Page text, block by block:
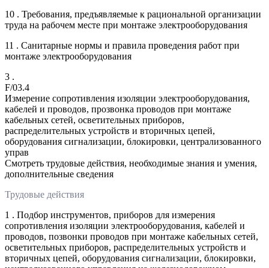
10 . Требования, предъявляемые к рациональной организации
труда на рабочем месте при монтаже электрооборудования
11 . Санитарные нормы и правила проведения работ при
монтаже электрооборудования
3 .
F/03.4
Измерение сопротивления изоляции электрооборудования,
кабелей и проводов, прозвонка проводов при монтаже
кабельных сетей, осветительных приборов,
распределительных устройств и вторичных цепей,
оборудования сигнализации, блокировки, централизованного
управ
Смотреть трудовые действия, необходимые знания и умения,
дополнительные сведения
Трудовые действия
1 . Подбор инструментов, приборов для измерения
сопротивления изоляции электрооборудования, кабелей и
проводов, позвонки проводов при монтаже кабельных сетей,
осветительных приборов, распределительных устройств и
вторичных цепей, оборудования сигнализации, блокировки,